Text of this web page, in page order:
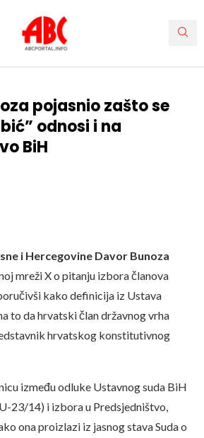
pojasnio zašto se
odnosi i na
BiH
i Hercegovine Davor Bunoza
mreži X o pitanju izbora članova
kako definicija iz Ustava
to da hrvatski član državnog vrha
hrvatskog konstitutivnog
između odluke Ustavnog suda BiH
23/14) i izbora u Predsjedništvo,
ona proizlazi iz jasnog stava Suda o